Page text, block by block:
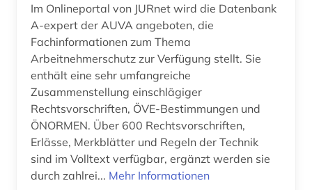
arbeitssicherheitsrecht (1)
arbeitsstätten (1)
arbeitsstättenverordnung (1)
arbeitszeugis (1)
arbitration (1)
Osmanisches Reich (1)
Ostasien (4)
Osteuropa (3)
Polen (2)
Portugal (4)
Rheinland-Pfalz (5)
Im Onlineportal von JURnet wird die Datenbank
A-expert der AUVA angeboten, die
Fachinformationen zum Thema
Arbeitnehmerschutz zur Verfügung stellt. Sie
enthält eine sehr umfangreiche
Zusammenstellung einschlägiger
Rechtsvorschriften, ÖVE-Bestimmungen und
ÖNORMEN. Über 600 Rechtsvorschriften,
Erlässe, Merkblätter und Regeln der Technik
sind im Volltext verfügbar, ergänzt werden sie
durch zahlrei... Mehr Informationen